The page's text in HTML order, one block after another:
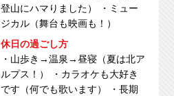
登山にハマりました） ・ミュー
ジカル（舞台も映画も！）
休日の過ごし方
・山歩き→温泉→昼寝（夏は北ア
ルプス！） ・カラオケも大好き
です（何でも歌います） ・長期